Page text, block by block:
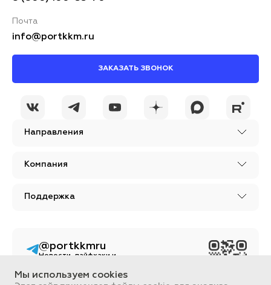
Направления
Компания
Поддержка
Почта
info@portkkm.ru
ЗАКАЗАТЬ ЗВОНОК
@portkkmru
Новости, лайфхаки и
контент PORT - бизнес
портал
Мы используем cookies